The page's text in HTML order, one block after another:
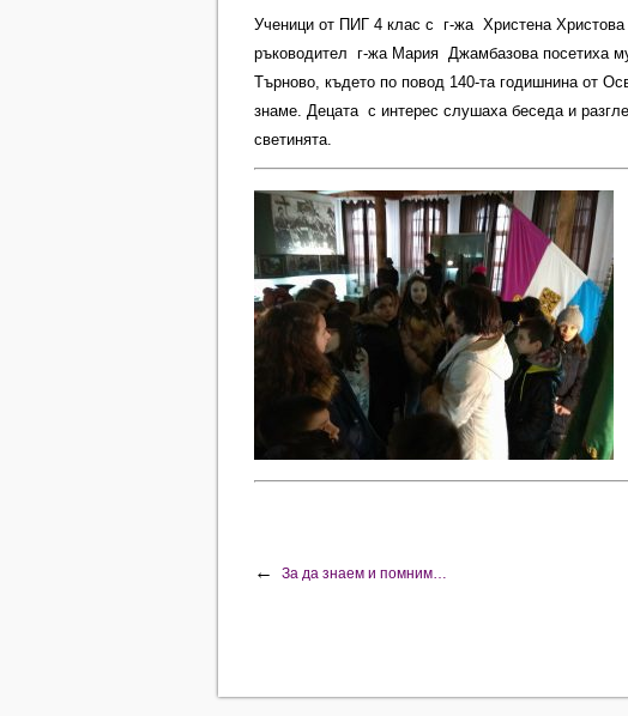
Ученици от ПИГ 4 клас с г-жа Христена Христова
ръководител г-жа Мария Джамбазова посетиха
Търново, където по повод 140-та годишнина от
знаме. Децата с интерес слушаха беседа и
светинята.
← За да знаем и помним…